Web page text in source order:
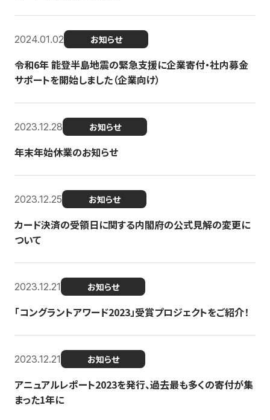
2024.01.02 お知らせ
令和6年 能登半島地震の緊急支援に企業寄付・社内募金
サポートを開始しました（企業向け）
2023.12.28 お知らせ
年末年始休業のお知らせ
2023.12.25 お知らせ
カード決済の受領日に関する内閣府の公式見解の変更に
ついて
2023.12.21 お知らせ
「コングラントアワード2023」受賞プロジェクトをご紹介！
2023.12.21 お知らせ
アニュアルレポート2023を発行、過去最も多くの寄付が集
まった1年に